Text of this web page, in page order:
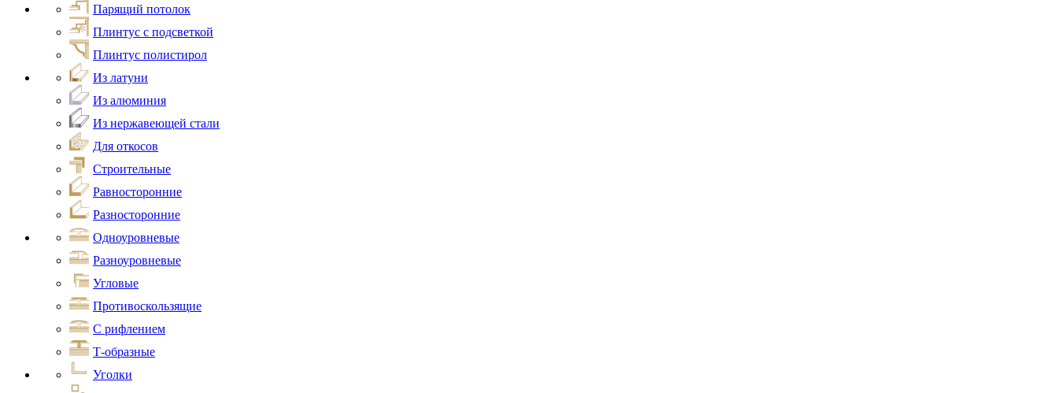
Парящий потолок
Плинтус с подсветкой
Плинтус полистирол
Из латуни
Из алюминия
Из нержавеющей стали
Для откосов
Строительные
Равносторонние
Разносторонние
Одноуровневые
Разноуровневые
Угловые
Противоскользящие
С рифлением
Т-образные
Уголки